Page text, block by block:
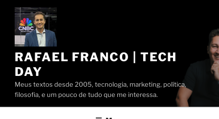
Pular
conteúdo
RAFAEL FRANCO | TECH
DAY
Meus textos desde 2005, tecnologia, marketing, política,
filosofia, e um pouco de tudo que me interessa.